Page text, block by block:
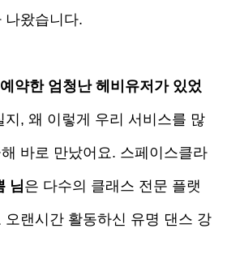
나왔습니다.
약한 엄청난 헤비유저가 있었
지, 왜 이렇게 우리 서비스를 많
바로 만났어요. 스페이스클라
님은 다수의 클래스 전문 플랫
오랜시간 활동하신 유명 댄스 강